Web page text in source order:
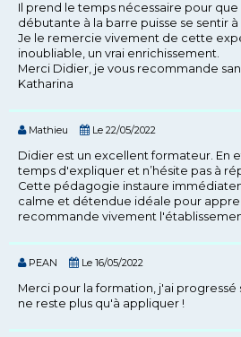
Il prend le temps nécessaire pour
débutante à la barre puisse se sentir à
Je le remercie vivement de cette
inoubliable, un vrai enrichissement.
Merci Didier, je vous recommande
Katharina
Mathieu Le 22/05/2022
Didier est un excellent formateur. En
temps d'expliquer et n’hésite pas à
Cette pédagogie instaure
calme et détendue idéale pour
recommande vivement
PEAN Le 16/05/2022
Merci pour la formation, j'ai progressé
ne reste plus qu'à appliquer !